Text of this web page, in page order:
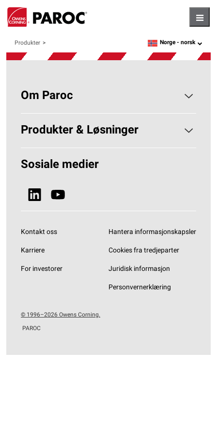
Produkter language
Norge - norsk
Om Paroc
Om PAROC
Hvorfor Steinull?
Bærekraft
Nyheter & Media
Produkter & Løsninger
Løsninger Byggisolering
Sosiale medier
Kontakt oss
Karriere
For investorer
Hantera informasjonskapsler
Cookies fra tredjeparter
Juridisk informasjon
Personvernerklæring
© 1996–2026 Owens Corning.
PAROC